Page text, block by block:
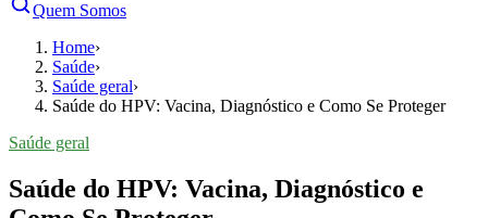
Quem Somos
Home›
Saúde›
Saúde geral›
Saúde do HPV: Vacina, Diagnóstico e Como Se Proteger
Saúde geral
Saúde do HPV: Vacina, Diagnóstico e